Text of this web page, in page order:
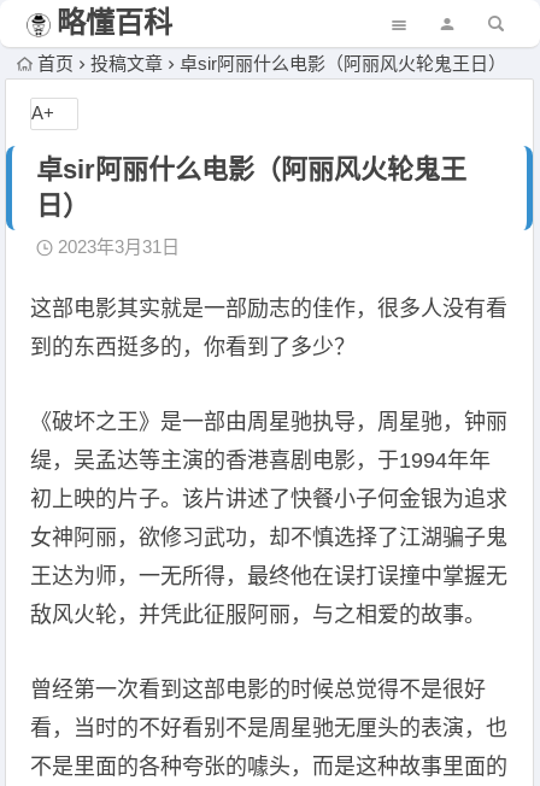
略懂百科
首页 投稿文章 卓sir阿丽什么电影（阿丽风火轮鬼王日）
卓sir阿丽什么电影（阿丽风火轮鬼王
日）
2023年3月31日
这部电影其实就是一部励志的佳作，很多人没有看
到的东西挺多的，你看到了多少？
《破坏之王》是一部由周星驰执导，周星驰，钟丽
缇，吴孟达等主演的香港喜剧电影，于1994年年
初上映的片子。该片讲述了快餐小子何金银为追求
女神阿丽，欲修习武功，却不慎选择了江湖骗子鬼
王达为师，一无所得，最终他在误打误撞中掌握无
敌风火轮，并凭此征服阿丽，与之相爱的故事。
曾经第一次看到这部电影的时候总觉得不是很好
看，当时的不好看别不是周星驰无厘头的表演，也
不是里面的各种夸张的噱头，而是这种故事里面的
A+